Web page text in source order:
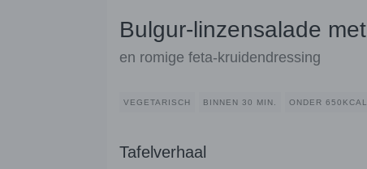
Bulgur-linzensalade
en romige feta-kruidendressing
VEGETARISCH BINNEN 30 MIN. ONDER 650KCAL
Tafelverhaal